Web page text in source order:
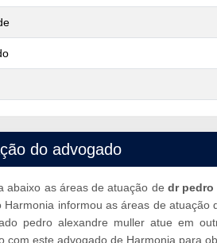
do advogado
abaixo as áreas de atuação de dr pedro
Harmonia informou as áreas de
pedro alexandre muller atue em
com este advogado de Harmonia para